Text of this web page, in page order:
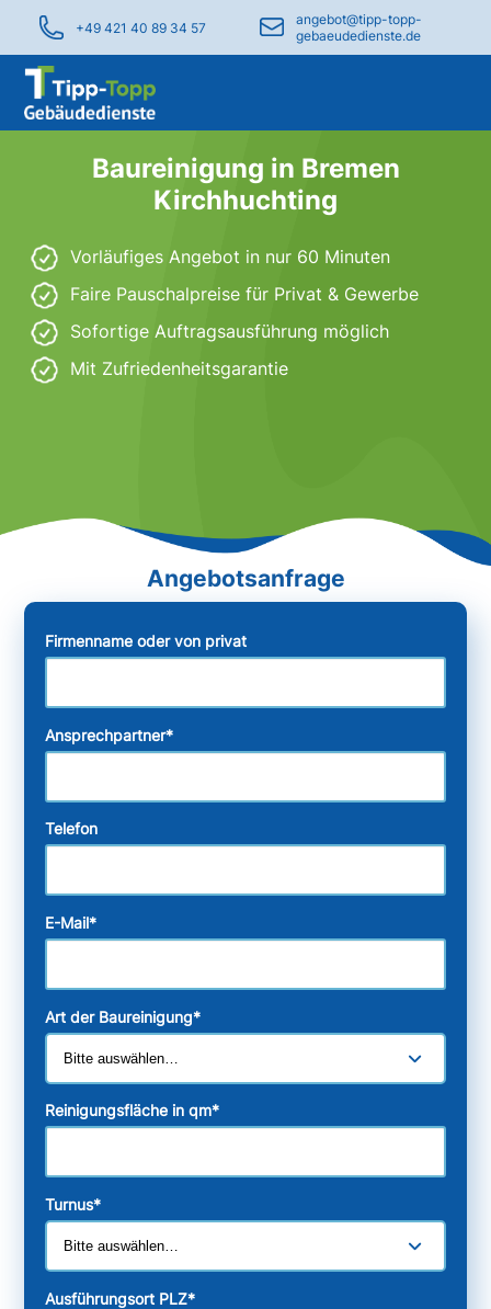
+49 421 40 89 34 57
angebot@tipp-topp-
gebaeudedienste.de
Baureinigung in Bremen
Kirchhuchting
Vorläufiges Angebot in nur 60 Minuten
Faire Pauschalpreise für Privat & Gewerbe
Sofortige Auftragsausführung möglich
Mit Zufriedenheitsgarantie
Firmenname oder von privat
Ansprechpartner*
Telefon
E-Mail*
Art der Baureinigung*
Reinigungsfläche in qm*
Turnus*
Ausführungsort PLZ*